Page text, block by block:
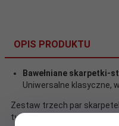
OPIS PRODUKTU
Bawełniane skarpetki-
Uniwersalne klasyczne,
Zestaw trzech par
tych, którzy traktują życie